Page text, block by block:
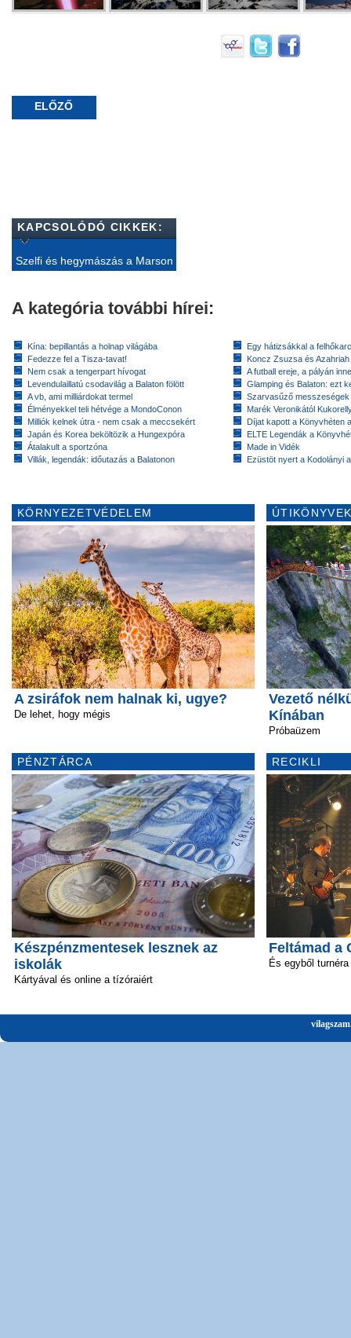
ELŐZŐ
KAPCSOLÓDÓ CIKKEK:
Szelfi és hegymászás a Marson
A kategória további hírei:
Kína: bepillantás a holnap világába
Fedezze fel a Tisza-tavat!
Nem csak a tengerpart hívogat
Levendulaillatú csodavilág a Balaton fölött
A vb, ami milliárdokat termel
Élményekkel teli hétvége a MondoConon
Milliók kelnek útra - nem csak a meccsekért
Japán és Korea beköltözik a Hungexpóra
Átalakult a sportzóna
Villák, legendák: időutazás a Balatonon
Egy hátizsákkal a
Koncz Zsuzsa és
A futball ereje, a pályán
Glamping és Balaton: ezt
Szarvasűző messzeségek
Marék Veronikától
Díjat kapott a Könyvhéten
ELTE Legendák a
Made in Vidék
Ezüstöt nyert a Kodolányi
KÖRNYEZETVÉDELEM
A zsiráfok nem halnak ki, ugye?
De lehet, hogy mégis
PÉNZTÁRCA
Készpénzmentesek lesznek az
iskolák
Kártyával és online a tízóraiért
Vezető
Kínában
Próbaüzem
RECIKLI
Feltámad a
És egyből